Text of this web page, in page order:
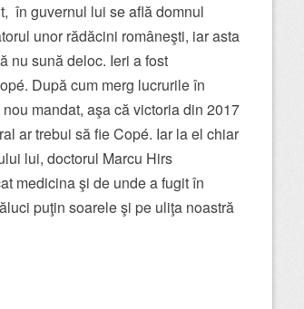
în guvernul lui se află domnul
unor rădăcini româneşti, iar asta
nu sună deloc. Ieri a fost
După cum merg lucrurile în
mandat, aşa că victoria din 2017
ar trebui să fie Copé. Iar la el chiar
lui, doctorul Marcu Hirs
medicina şi de unde a fugit în
puţin soarele şi pe uliţa noastră